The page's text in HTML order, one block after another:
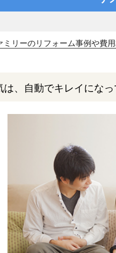
ミリーのリフォーム事例や費
は、自動でキレイにな